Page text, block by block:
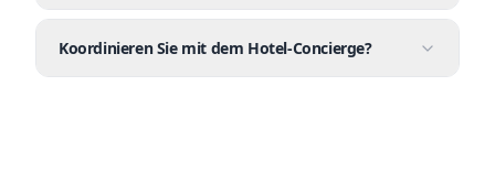
Koordinieren Sie mit dem Hotel-Concierge?